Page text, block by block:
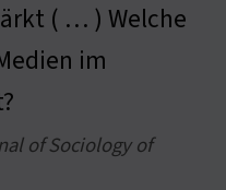
( … ) Welche
im
of Sociology of